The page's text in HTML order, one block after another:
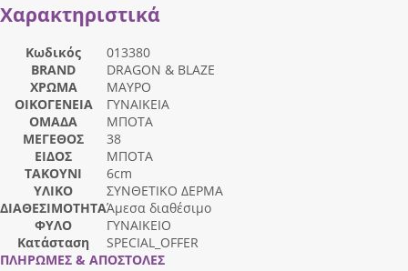
Χαρακτηριστικά
Κωδικός
013380
BRAND
DRAGON & BLAZE
ΧΡΩΜΑ
ΜΑΥΡΟ
ΟΙΚΟΓΕΝΕΙΑ
ΓΥΝΑΙΚΕΙΑ
ΟΜΑΔΑ
ΜΠΟΤΑ
ΜΕΓΕΘΟΣ
38
ΕΙΔΟΣ
ΜΠΟΤΑ
ΤΑΚΟΥΝΙ
6cm
ΥΛΙΚΟ
ΣΥΝΘΕΤΙΚΟ ΔΕΡΜΑ
ΔΙΑΘΕΣΙΜΟΤΗΤΑΆμεσα διαθέσιμο
ΦΥΛΟ
ΓΥΝΑΙΚΕΙΟ
Κατάσταση
SPECIAL_OFFER
ΠΛΗΡΩΜΕΣ & ΑΠΟΣΤΟΛΕΣ